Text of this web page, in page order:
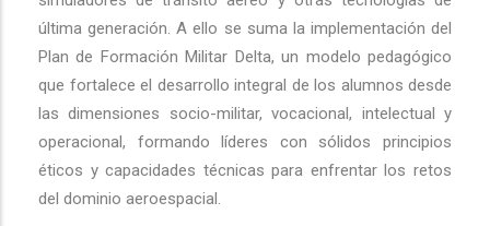
última generación. A ello se suma la implementación del
Plan de Formación Militar Delta, un modelo pedagógico
que fortalece el desarrollo integral de los alumnos desde
las dimensiones socio-militar, vocacional, intelectual y
operacional, formando líderes con sólidos principios
éticos y capacidades técnicas para enfrentar los retos
del dominio aeroespacial.